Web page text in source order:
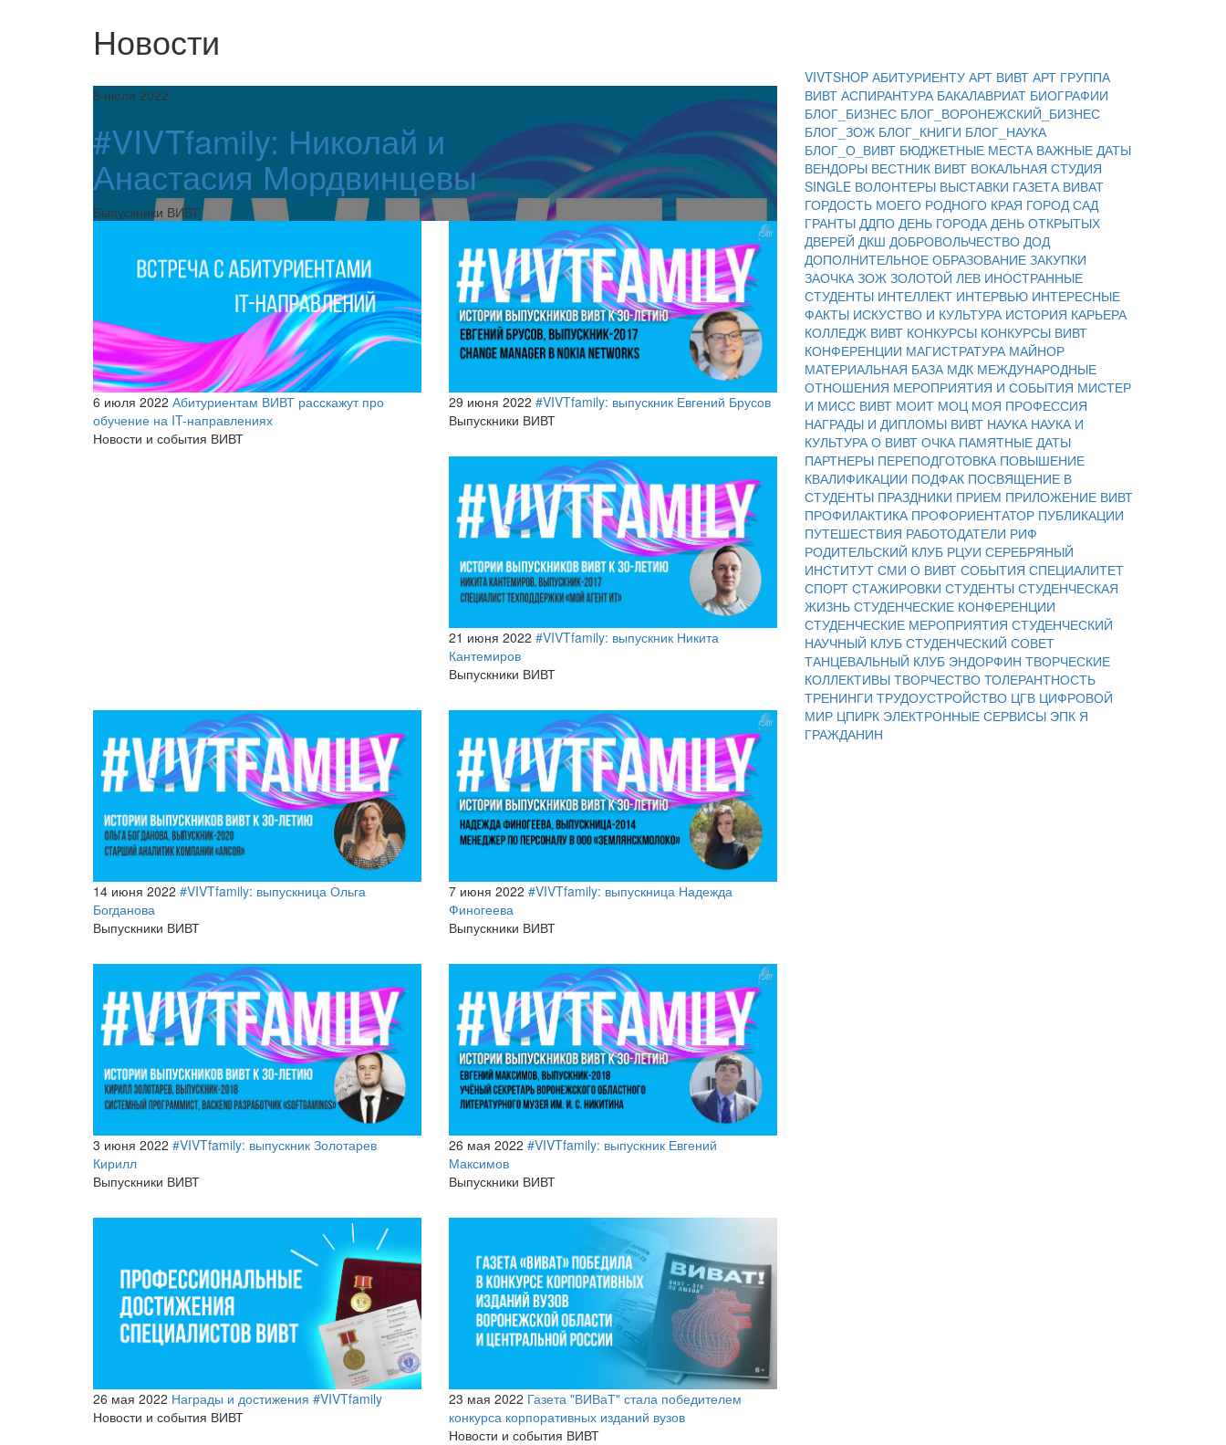
Новости
8 июля 2022
#VIVTfamily: Николай и
Анастасия Мордвинцевы
Выпускники ВИВТ
6 июля 2022 Абитуриентам ВИВТ расскажут про
обучение на IT-направлениях
Новости и события ВИВТ
29 июня 2022 #VIVTfamily: выпускник Евгений Брусов
Выпускники ВИВТ
21 июня 2022 #VIVTfamily: выпускник Никита
Кантемиров
Выпускники ВИВТ
14 июня 2022 #VIVTfamily: выпускница Ольга
Богданова
Выпускники ВИВТ
7 июня 2022 #VIVTfamily: выпускница Надежда
Финогеева
Выпускники ВИВТ
3 июня 2022 #VIVTfamily: выпускник Золотарев
Кирилл
Выпускники ВИВТ
26 мая 2022 #VIVTfamily: выпускник Евгений
Максимов
Выпускники ВИВТ
26 мая 2022 Награды и достижения #VIVTfamily
Новости и события ВИВТ
23 мая 2022 Газета "ВИВаТ" стала победителем
конкурса корпоративных изданий вузов
Новости и события ВИВТ
VIVTSHOP АБИТУРИЕНТУ АРТ ВИВТ АРТ ГРУППА
ВИВТ АСПИРАНТУРА БАКАЛАВРИАТ БИОГРАФИИ
БЛОГ_БИЗНЕС БЛОГ_ВОРОНЕЖСКИЙ_БИЗНЕС
БЛОГ_ЗОЖ БЛОГ_КНИГИ БЛОГ_НАУКА
БЛОГ_О_ВИВТ БЮДЖЕТНЫЕ МЕСТА ВАЖНЫЕ ДАТЫ
ВЕНДОРЫ ВЕСТНИК ВИВТ ВОКАЛЬНАЯ СТУДИЯ
SINGLE ВОЛОНТЕРЫ ВЫСТАВКИ ГАЗЕТА ВИВАТ
ГОРДОСТЬ МОЕГО РОДНОГО КРАЯ ГОРОД САД
ГРАНТЫ ДДПО ДЕНЬ ГОРОДА ДЕНЬ ОТКРЫТЫХ
ДВЕРЕЙ ДКШ ДОБРОВОЛЬЧЕСТВО ДОД
ДОПОЛНИТЕЛЬНОЕ ОБРАЗОВАНИЕ ЗАКУПКИ
ЗАОЧКА ЗОЖ ЗОЛОТОЙ ЛЕВ ИНОСТРАННЫЕ
СТУДЕНТЫ ИНТЕЛЛЕКТ ИНТЕРВЬЮ ИНТЕРЕСНЫЕ
ФАКТЫ ИСКУСТВО И КУЛЬТУРА ИСТОРИЯ КАРЬЕРА
КОЛЛЕДЖ ВИВТ КОНКУРСЫ КОНКУРСЫ ВИВТ
КОНФЕРЕНЦИИ МАГИСТРАТУРА МАЙНОР
МАТЕРИАЛЬНАЯ БАЗА МДК МЕЖДУНАРОДНЫЕ
ОТНОШЕНИЯ МЕРОПРИЯТИЯ И СОБЫТИЯ МИСТЕР
И МИСС ВИВТ МОИТ МОЦ МОЯ ПРОФЕССИЯ
НАГРАДЫ И ДИПЛОМЫ ВИВТ НАУКА НАУКА И
КУЛЬТУРА О ВИВТ ОЧКА ПАМЯТНЫЕ ДАТЫ
ПАРТНЕРЫ ПЕРЕПОДГОТОВКА ПОВЫШЕНИЕ
КВАЛИФИКАЦИИ ПОДФАК ПОСВЯЩЕНИЕ В
СТУДЕНТЫ ПРАЗДНИКИ ПРИЕМ ПРИЛОЖЕНИЕ ВИВТ
ПРОФИЛАКТИКА ПРОФОРИЕНТАТОР ПУБЛИКАЦИИ
ПУТЕШЕСТВИЯ РАБОТОДАТЕЛИ РИФ
РОДИТЕЛЬСКИЙ КЛУБ РЦУИ СЕРЕБРЯНЫЙ
ИНСТИТУТ СМИ О ВИВТ СОБЫТИЯ СПЕЦИАЛИТЕТ
СПОРТ СТАЖИРОВКИ СТУДЕНТЫ СТУДЕНЧЕСКАЯ
ЖИЗНЬ СТУДЕНЧЕСКИЕ КОНФЕРЕНЦИИ
СТУДЕНЧЕСКИЕ МЕРОПРИЯТИЯ СТУДЕНЧЕСКИЙ
НАУЧНЫЙ КЛУБ СТУДЕНЧЕСКИЙ СОВЕТ
ТАНЦЕВАЛЬНЫЙ КЛУБ ЭНДОРФИН ТВОРЧЕСКИЕ
КОЛЛЕКТИВЫ ТВОРЧЕСТВО ТОЛЕРАНТНОСТЬ
ТРЕНИНГИ ТРУДОУСТРОЙСТВО ЦГВ ЦИФРОВОЙ
МИР ЦПИРК ЭЛЕКТРОННЫЕ СЕРВИСЫ ЭПК Я
ГРАЖДАНИН